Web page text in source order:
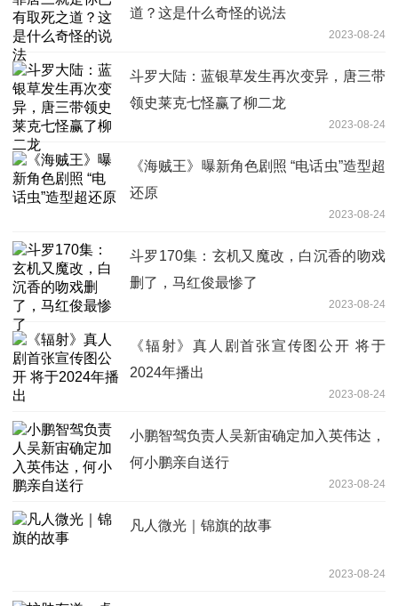
道？这是什么奇怪的说法
2023-08-24
斗罗大陆：蓝银草发生再次变异，唐三带
领史莱克七怪赢了柳二龙
2023-08-24
《海贼王》曝新角色剧照 “电话虫”造型超
还原
2023-08-24
斗罗170集：玄机又魔改，白沉香的吻戏
删了，马红俊最惨了
2023-08-24
《辐射》真人剧首张宣传图公开 将于
2024年播出
2023-08-24
小鹏智驾负责人吴新宙确定加入英伟达，
何小鹏亲自送行
2023-08-24
凡人微光｜锦旗的故事
2023-08-24